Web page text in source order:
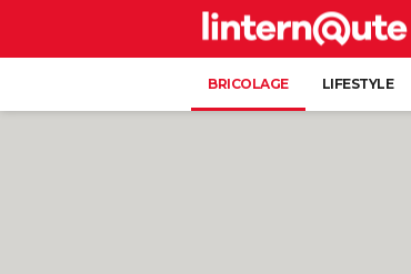
BRICOLAGE LIFESTYLE